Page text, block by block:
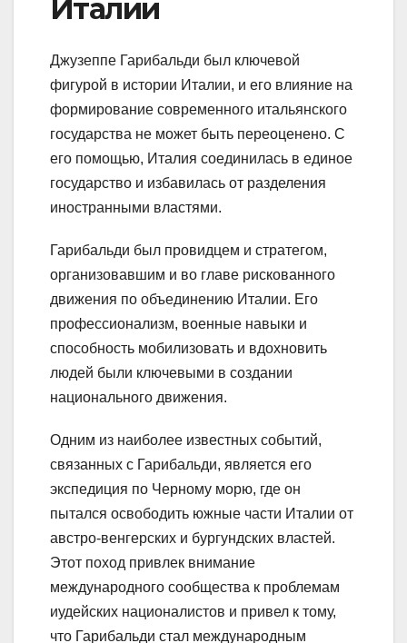
Италии
Джузеппе Гарибальди был ключевой
фигурой в истории Италии, и его влияние на
формирование современного итальянского
государства не может быть переоценено. С
его помощью, Италия соединилась в единое
государство и избавилась от разделения
иностранными властями.
Гарибальди был провидцем и стратегом,
организовавшим и во главе рискованного
движения по объединению Италии. Его
профессионализм, военные навыки и
способность мобилизовать и вдохновить
людей были ключевыми в создании
национального движения.
Одним из наиболее известных событий,
связанных с Гарибальди, является его
экспедиция по Черному морю, где он
пытался освободить южные части Италии от
австро-венгерских и бургундских властей.
Этот поход привлек внимание
международного сообщества к проблемам
иудейских националистов и привел к тому,
что Гарибальди стал международным